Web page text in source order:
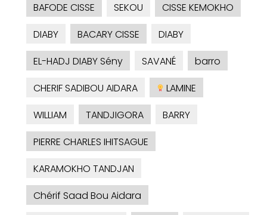
BAFODE CISSE
SEKOU
CISSE KEMOKHO
DIABY
BACARY CISSE
DIABY
EL-HADJ DIABY Sény
SAVANÉ
barro
CHERIF SADIBOU AIDARA
LAMINE
WILLIAM
TANDJIGORA
BARRY
PIERRE CHARLES IHITSAGUE
KARAMOKHO TANDJAN
Chérif Saad Bou Aidara